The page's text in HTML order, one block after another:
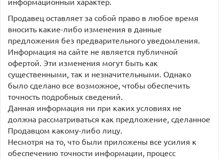
Продавец оставляет за собой право в любое время
вносить какие-либо изменения в данные
предложения без предварительного уведомления.
Информация на сайте не является публичной
офертой. Эти изменения могут быть как
существенными, так и незначительными. Однако
было сделано все возможное, чтобы обеспечить
точность подробных сведений.
Данная информация ни при каких условиях не
должна рассматриваться как предложение, сделанное
Продавцом какому-либо лицу.
Несмотря на то, что были приложены все усилия к
обеспечению точности информации, процесс